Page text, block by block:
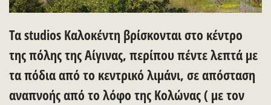
Τα studios Kαλοκέντη βρίσκονται στο κέντρο
της πόλης της Αίγινας, περίπου πέντε λεπτά με
τα πόδια από το κεντρικό λιμάνι, σε απόσταση
αναπνοής από το λόφο της Κολώνας ( με τον